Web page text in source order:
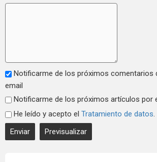
Notificarme de los próximos comentarios
email
Notificarme de los próximos artículos por
He leído y acepto el Tratamiento de datos.